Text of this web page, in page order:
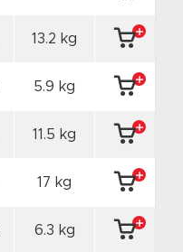
13.2 kg
5.9 kg
11.5 kg
17 kg
6.3 kg